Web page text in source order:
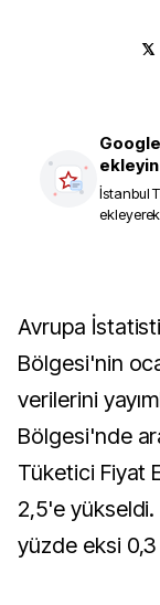
ekleyin
İstanbul
Avrupa İstatistik Ofisi (Eurostat) Avro
Bölgesi'nin
verilerini
Bölgesi'nde
Tüketici Fiyat
2,5'e yükseldi.
yüzde eksi